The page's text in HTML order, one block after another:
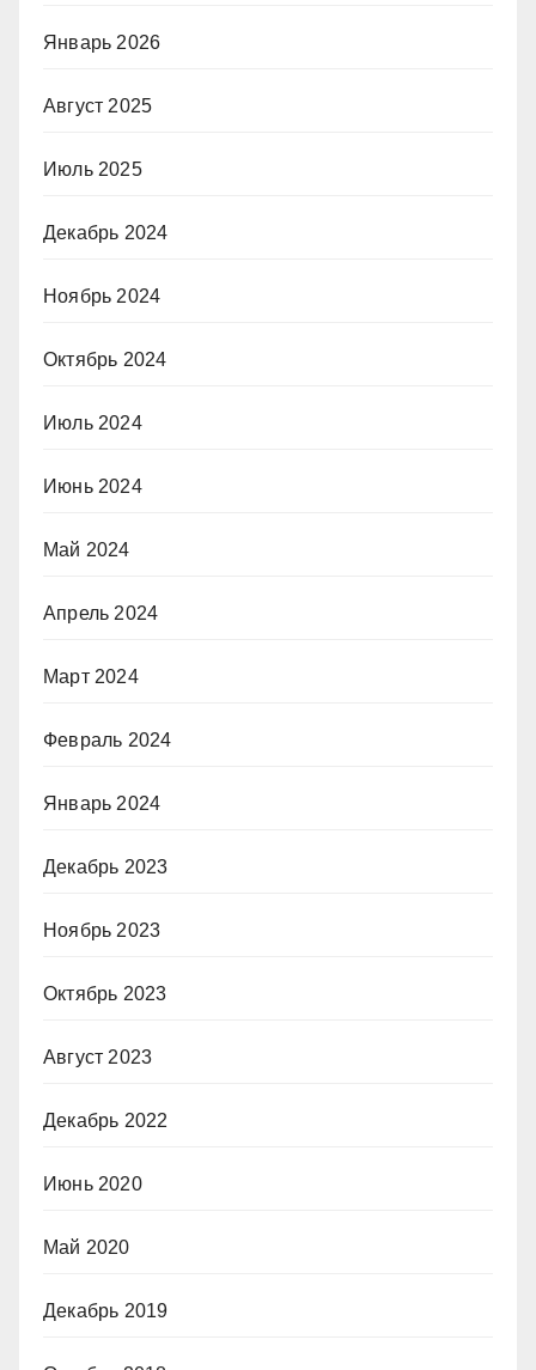
Январь 2026
Август 2025
Июль 2025
Декабрь 2024
Ноябрь 2024
Октябрь 2024
Июль 2024
Июнь 2024
Май 2024
Апрель 2024
Март 2024
Февраль 2024
Январь 2024
Декабрь 2023
Ноябрь 2023
Октябрь 2023
Август 2023
Декабрь 2022
Июнь 2020
Май 2020
Декабрь 2019